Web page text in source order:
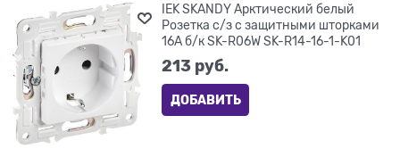
IEK SKANDY Арктический белый
Розетка с/з с защитными шторками
16А б/к SK-R06W SK-R14-16-1-K01
213 руб.
ДОБАВИТЬ